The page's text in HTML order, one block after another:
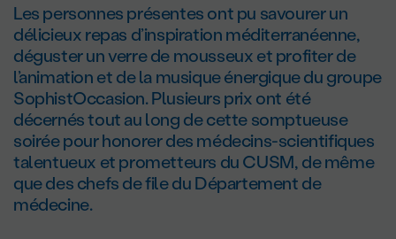
Les personnes présentes ont pu savourer un
délicieux repas d’inspiration méditerranéenne,
déguster un verre de mousseux et profiter de
l’animation et de la musique énergique du groupe
SophistOccasion. Plusieurs prix ont été
décernés tout au long de cette somptueuse
soirée pour honorer des médecins-scientifiques
talentueux et prometteurs du CUSM, de même
que des chefs de file du Département de
médecine.